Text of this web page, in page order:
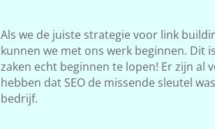
Als we de juiste strategie voor link
kunnen we met ons werk beginnen. Dit
zaken echt beginnen te lopen! Er zijn al
hebben dat SEO de missende sleutel
bedrijf.